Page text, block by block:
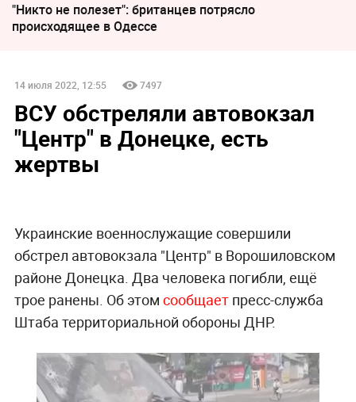
"Никто не полезет": британцев потрясло
происходящее в Одессе
14 июля 2022, 12:55 7497
ВСУ обстреляли автовокзал
"Центр" в Донецке, есть
жертвы
Украинские военнослужащие совершили
обстрел автовокзала "Центр" в Ворошиловском
районе Донецка. Два человека погибли, ещё
трое ранены. Об этом сообщаетпресс-служба
Штаба территориальной обороны ДНР.